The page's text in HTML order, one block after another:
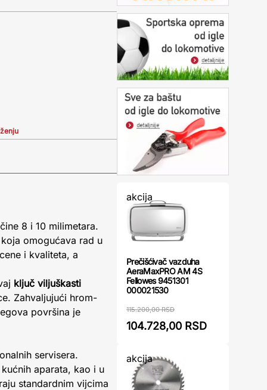
8 i 10 milimetara.
omogućava rad u
i kvaliteta, a
ključ viljuškasti
Zahvaljujući hrom-
površina je
servisera.
aparata, kao i u
standardnim vijcima
akcija
Prečišćivač vazduha
AeraMaxPRO AM 4S
Fellowes 9451301
000021530
115.200,00 RSD
104.728,00 RSD
akcija